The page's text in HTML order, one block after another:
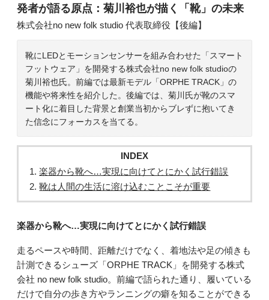
発者が語る原点：菊川裕也が描く「靴」の未来
株式会社no new folk studio 代表取締役【後編】
靴にLEDとモーションセンサーを組み合わせた「スマート
フットウェア」を開発する株式会社no new folk studioの
菊川裕也氏。前編では最新モデル「ORPHE TRACK」の
機能や将来性を紹介した。後編では、菊川氏が靴のスマ
ート化に着目した背景と創業当初からブレずに抱いてき
た信念にフォーカスを当てる。
INDEX
楽器から靴へ…実現に向けてとにかく試行錯誤
靴は人間の生活に溶け込むことこそが重要
楽器から靴へ…実現に向けてとにかく試行錯誤
走るペースや時間、距離だけでなく、着地法や足の傾きも
計測できるシューズ「ORPHE TRACK」を開発する株式
会社 no new folk studio。前編で語られた通り、履いている
だけで自分の歩き方やランニングの癖を知ることができる